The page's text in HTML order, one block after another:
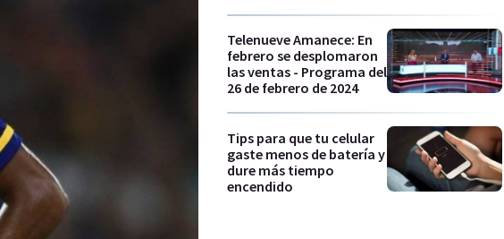
Telenueve Amanece: En
febrero se desplomaron
las ventas - Programa del
26 de febrero de 2024
Tips para que tu celular
gaste menos de batería y
dure más tiempo
encendido